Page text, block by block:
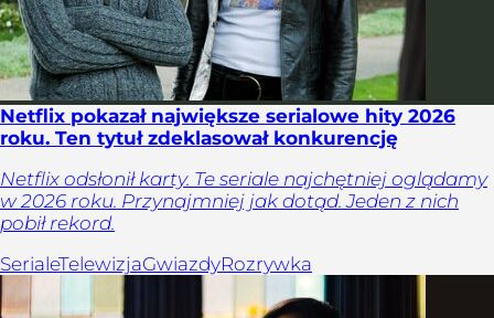
Netflix pokazał największe serialowe hity 2026
roku. Ten tytuł zdeklasował konkurencję
Netflix odsłonił karty. Te seriale najchętniej oglądamy
w 2026 roku. Przynajmniej jak dotąd. Jeden z nich
pobił rekord.
SerialeTelewizjaGwiazdyRozrywka